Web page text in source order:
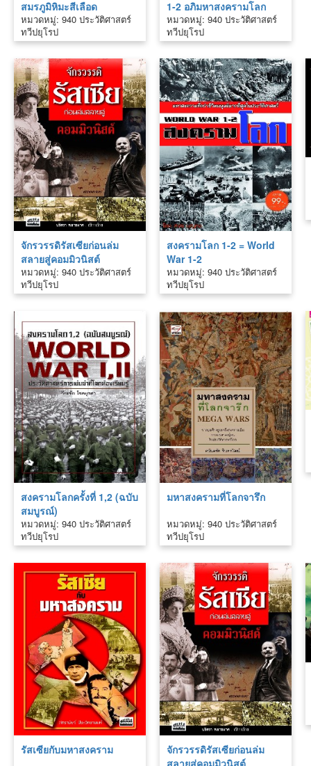
สมรภูมิหิมะสีเลือด
หมวดหมู่: 940 ประวัติศาสตร์
ทวีปยุโรป
1-2 อภิมหาสงครามโลก
(ไม่) ลืม
หมวดหมู่: 940 ประวัติศาสตร์
ทวีปยุโรป
จักรวรรดิรัสเซียก่อนล่ม
สลายสู่คอมมิวนิสต์
หมวดหมู่: 940 ประวัติศาสตร์
ทวีปยุโรป
สงครามโลก 1-2 = World
War 1-2
หมวดหมู่: 940 ประวัติศาสตร์
ทวีปยุโรป
สงครามโลกครั้งที่ 1,2 (ฉบับ
สมบูรณ์)
หมวดหมู่: 940 ประวัติศาสตร์
ทวีปยุโรป
มหาสงครามที่โลกจารึก
หมวดหมู่: 940 ประวัติศาสตร์
ทวีปยุโรป
รัสเซียกับมหาสงคราม
จักรวรรดิรัสเซียก่อนล่ม